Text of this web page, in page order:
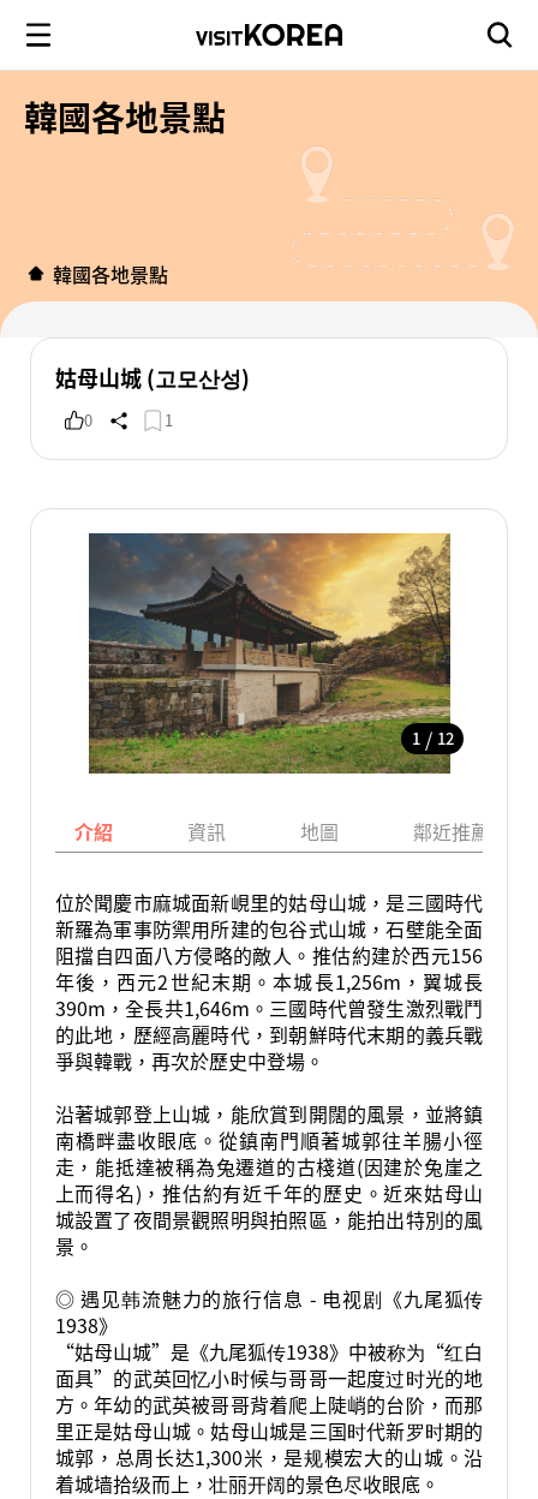
韓國各地景點
韓國各地景點
姑母山城 (고모산성)
0 1
1 / 12
介紹 資訊 地圖 鄰近推薦景點
位於聞慶市麻城面新峴里的姑母山城，是三國時代
新羅為軍事防禦用所建的包谷式山城，石壁能全面
阻擋自四面八方侵略的敵人。推估約建於西元156
年後，西元2世紀末期。本城長1,256m，翼城長
390m，全長共1,646m。三國時代曾發生激烈戰鬥
的此地，歷經高麗時代，到朝鮮時代末期的義兵戰
爭與韓戰，再次於歷史中登場。
沿著城郭登上山城，能欣賞到開闊的風景，並將鎮
南橋畔盡收眼底。從鎮南門順著城郭往羊腸小徑
走，能抵達被稱為兔遷道的古棧道(因建於兔崖之
上而得名)，推估約有近千年的歷史。近來姑母山
城設置了夜間景觀照明與拍照區，能拍出特別的風
景。
◎ 遇见韩流魅力的旅行信息 - 电视剧《九尾狐传
1938》
“姑母山城”是《九尾狐传1938》中被称为“红白
面具”的武英回忆小时候与哥哥一起度过时光的地
方。年幼的武英被哥哥背着爬上陡峭的台阶，而那
里正是姑母山城。姑母山城是三国时代新罗时期的
城郭，总周长达1,300米，是规模宏大的山城。沿
着城墙拾级而上，壮丽开阔的景色尽收眼底。